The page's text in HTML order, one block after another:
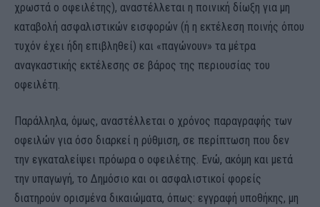
χρωστά ο οφειλέτης), αναστέλλεται η ποινική δίωξη για μη
καταβολή ασφαλιστικών εισφορών (ή η εκτέλεση ποινής όπου
τυχόν έχει ήδη επιβληθεί) και «παγώνουν» τα μέτρα
αναγκαστικής εκτέλεσης σε βάρος της περιουσίας του
οφειλέτη.
Παράλληλα, όμως, αναστέλλεται ο χρόνος παραγραφής των
οφειλών για όσο διαρκεί η ρύθμιση, σε περίπτωση που δεν
την εγκαταλείψει πρόωρα ο οφειλέτης. Ενώ, ακόμη και μετά
την υπαγωγή, το Δημόσιο και οι ασφαλιστικοί φορείς
διατηρούν ορισμένα δικαιώματα, όπως: εγγραφή υποθήκης, μη